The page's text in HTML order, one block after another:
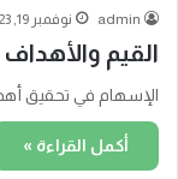
admin نوفمبر 19, 2023
القيم والأهداف
الإسهام في تحقيق
أكمل القراءة »